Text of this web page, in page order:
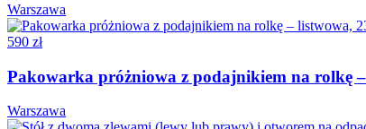
Warszawa
590 zł
Pakowarka próżniowa z podajnikiem na rolkę
Warszawa